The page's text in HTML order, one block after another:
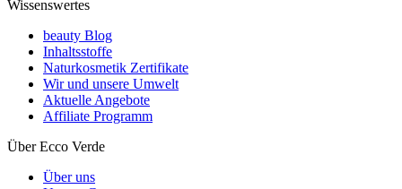
Wissenswertes
beauty Blog
Inhaltsstoffe
Naturkosmetik Zertifikate
Wir und unsere Umwelt
Aktuelle Angebote
Affiliate Programm
Über Ecco Verde
Über uns